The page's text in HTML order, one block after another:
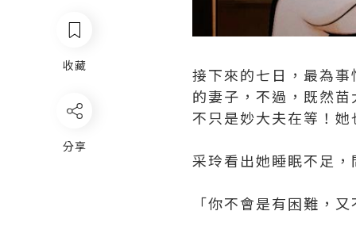
收藏
分享
接下來的七日，最為
的妻子，不過，既然
不只是妙大夫在等！
采玲看出她睡眠不足
「你不會是有困難，